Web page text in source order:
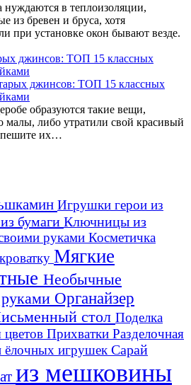
в теплоизоляции,
из бревен и бруса, хотя
при установке окон бывают везде.
джинсов: ТОП 15 классных
образуются такие вещи,
малы, либо утратили свой красивый
их…
Игрушки герои из
бумаги Ключницы из
руками Косметичка
Мягкие
Необычные
Органайзер
стол Поделка
цветов Прихватки Разделочная
ёлочных игрушекСарай
из мешковины